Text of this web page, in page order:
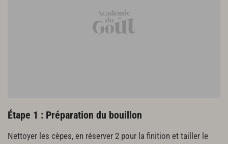
Étape 1 : Préparation du bouillon
Nettoyer les cèpes, en réserver 2 pour la finition et tailler le